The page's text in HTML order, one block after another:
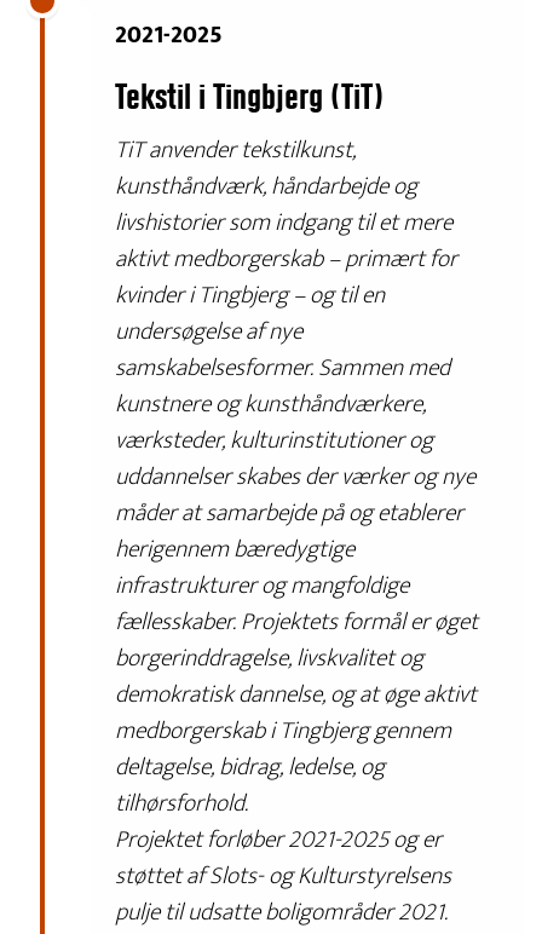
2021-2025
Tekstil i Tingbjerg (TiT)
TiT anvender tekstilkunst,
kunsthåndværk, håndarbejde og
livshistorier som indgang til et mere
aktivt medborgerskab – primært for
kvinder i Tingbjerg – og til en
undersøgelse af nye
samskabelsesformer. Sammen med
kunstnere og kunsthåndværkere,
værksteder, kulturinstitutioner og
uddannelser skabes der værker og nye
måder at samarbejde på og etablerer
herigennem bæredygtige
infrastrukturer og mangfoldige
fællesskaber. Projektets formål er øget
borgerinddragelse, livskvalitet og
demokratisk dannelse, og at øge aktivt
medborgerskab i Tingbjerg gennem
deltagelse, bidrag, ledelse, og
tilhørsforhold.
Projektet forløber 2021-2025 og er
støttet af Slots- og Kulturstyrelsens
pulje til udsatte boligområder 2021.